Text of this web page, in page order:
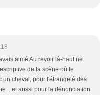
aimé Au revoir là-haut ne
de la scène où le
un cheval, pour l'étrangeté des
.. et aussi pour la dénonciation